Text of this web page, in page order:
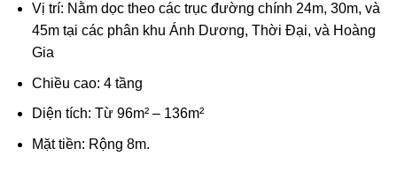
Vị trí: Nằm dọc theo các trục đường chính 24m, 30m, và
45m tại các phân khu Ánh Dương, Thời Đại, và Hoàng
Gia
Chiều cao: 4 tầng
Diện tích: Từ 96m² – 136m²
Mặt tiền: Rộng 8m.